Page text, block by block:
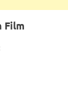
Film